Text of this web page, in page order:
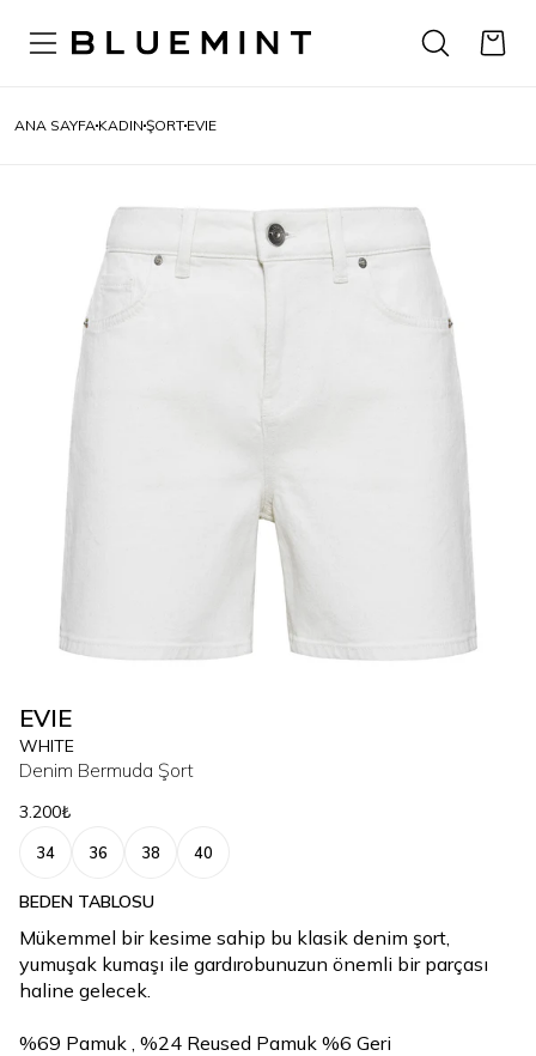
ANA SAYFA KADIN ŞORT EVIE
EVIE
WHITE
Denim Bermuda Şort
3.200₺
34 36 38 40
BEDEN TABLOSU
Mükemmel bir kesime sahip bu klasik denim şort,
yumuşak kumaşı ile gardırobunuzun önemli bir parçası
haline gelecek.
%69 Pamuk , %24 Reused Pamuk %6 Geri